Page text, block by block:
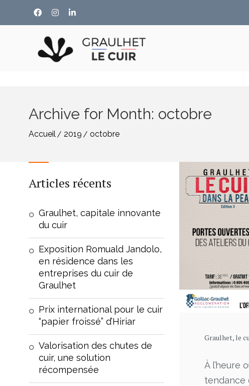
Archive for Month: octobre
Accueil 2019 octobre
Articles récents
Graulhet, capitale innovante
du cuir
Exposition Romuald Jandolo,
en résidence dans les
entreprises du cuir de
Graulhet
Prix international pour le cuir
“papier froissé” d’Hiriar
Valorisation des chutes de
cuir, une solution
récompensée
Graulhet, le
À l’heure
tendance